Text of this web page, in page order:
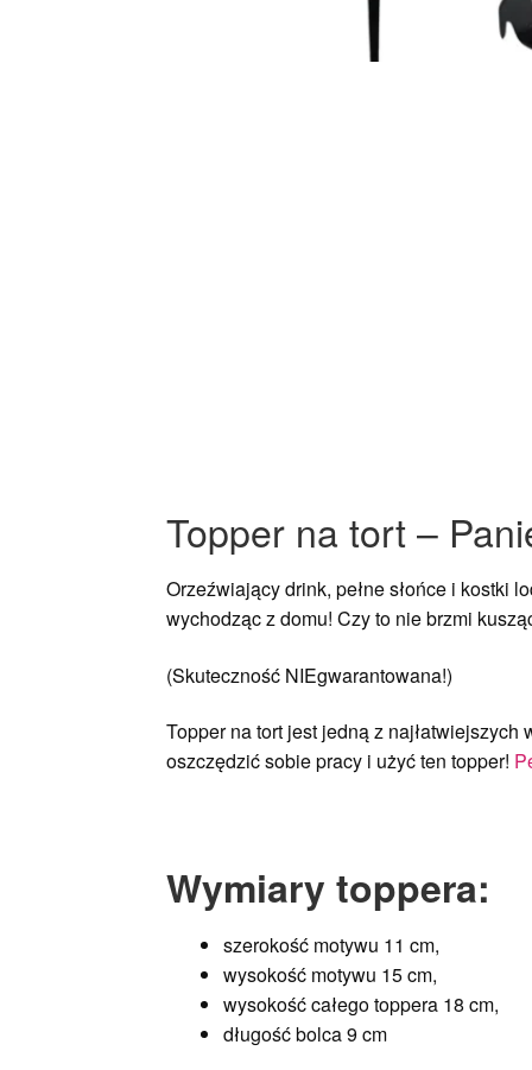
Topper na tort –
Orzeźwiający drink, pełne słońce i kostki
wychodząc z domu! Czy to nie brzmi
(Skuteczność NIEgwarantowana!)
Topper na tort jest jedną z
oszczędzić sobie pracy i użyć ten topper!
Wymiary toppera:
szerokość motywu 11 cm,
wysokość motywu 15 cm,
wysokość całego toppera 18 cm,
długość bolca 9 cm